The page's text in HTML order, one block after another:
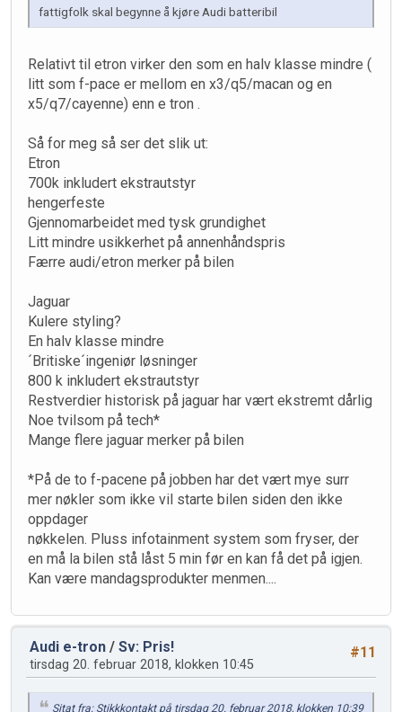
fattigfolk skal begynne å kjøre Audi batteribil
Relativt til etron virker den som en halv klasse mindre (
litt som f-pace er mellom en x3/q5/macan og en
x5/q7/cayenne) enn e tron .
Så for meg så ser det slik ut:
Etron
700k inkludert ekstrautstyr
hengerfeste
Gjennomarbeidet med tysk grundighet
Litt mindre usikkerhet på annenhåndspris
Færre audi/etron merker på bilen
Jaguar
Kulere styling?
En halv klasse mindre
´Britiske´ingeniør løsninger
800 k inkludert ekstrautstyr
Restverdier historisk på jaguar har vært ekstremt dårlig
Noe tvilsom på tech*
Mange flere jaguar merker på bilen
*På de to f-pacene på jobben har det vært mye surr
mer nøkler som ikke vil starte bilen siden den ikke
oppdager
nøkkelen. Pluss infotainment system som fryser, der
en må la bilen stå låst 5 min før en kan få det på igjen.
Kan være mandagsprodukter menmen....
#11
Audi e-tron / Sv: Pris!
tirsdag 20. februar 2018, klokken 10:45
Sitat fra: Stikkkontakt på tirsdag 20. februar 2018, klokken 10:39